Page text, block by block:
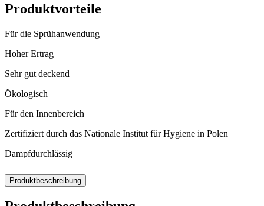
Produktvorteile
Für die Sprühanwendung
Hoher Ertrag
Sehr gut deckend
Ökologisch
Für den Innenbereich
Zertifiziert durch das Nationale Institut für Hygiene in Polen
Dampfdurchlässig
Produktbeschreibung